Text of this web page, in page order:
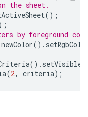
the sheet.
();
by foreground
newColor().
().
(2, criteria);